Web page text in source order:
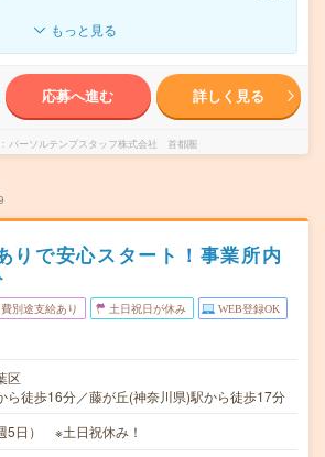
もっと見る
応募へ進む 詳しく見る
パーソルテンプスタッフ株式会社 首都圏
りで安心スタート！事業所内
別途支給あり 土日祝日が休み WEB登録OK
区
ら徒歩16分／藤が丘(神奈川県)駅から徒歩17分
5日） ※土日祝休み！